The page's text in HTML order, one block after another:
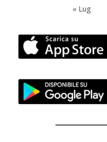
« Lug